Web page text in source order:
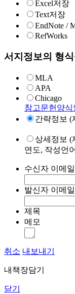
Excel저장
Text저장
EndNote /
RefWorks
서지정보의 형
MLA
APA
Chicago
참고문헌양식
간략정보 (
상세정보 (
연도, 작성언
수신자 이메일
발신자 이메일
제목
메모
취소 내보내기
내책장담기
닫기